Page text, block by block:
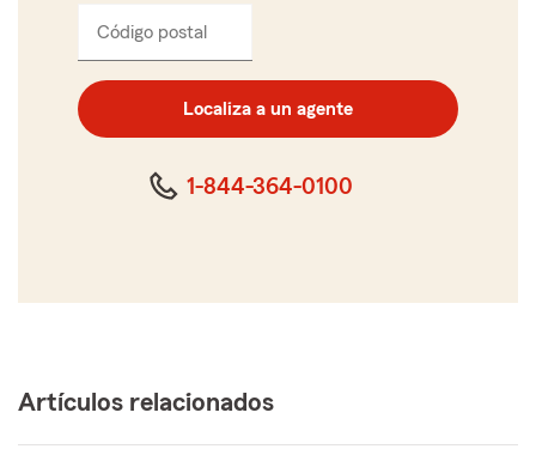
Código postal
código
postal
de
cinco
Localiza a un agente
1-844-364-0100
Artículos relacionados